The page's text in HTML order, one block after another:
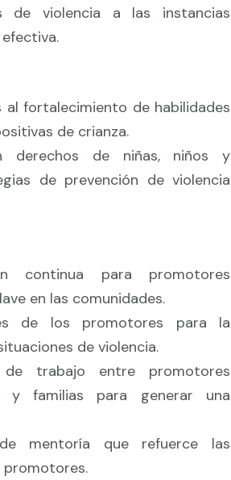
de violencia a las instancias
fortalecimiento de habilidades
de crianza.
derechos de niñas, niños y
de prevención de violencia
continua para promotores
en las comunidades.
de los promotores para la
de violencia.
trabajo entre promotores
y familias para generar una
mentoría que refuerce las
promotores.